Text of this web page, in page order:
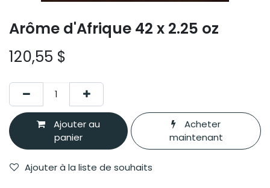
Arôme d'Afrique 42 x 2.25 oz
120,55 $
Ajouter au
panier
Acheter
maintenant
Ajouter à la liste de souhaits